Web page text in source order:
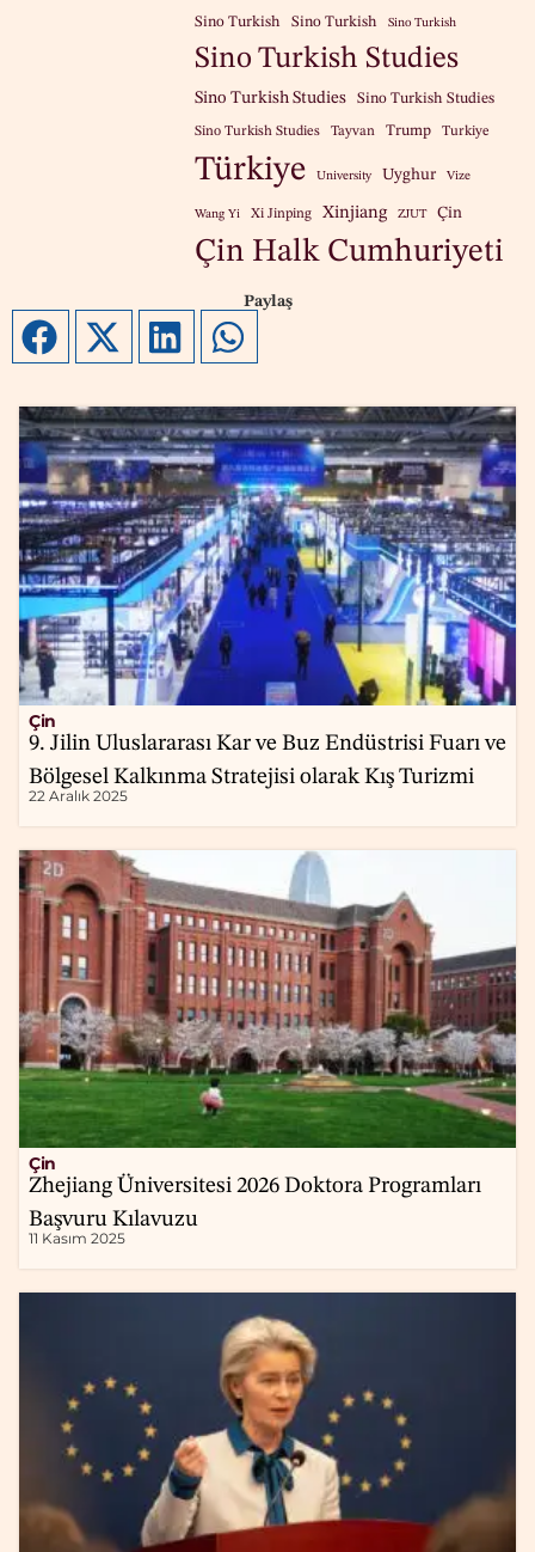
Paylaş
Sino Turkish Sino Turkish Sino Turkish
Sino Turkish Studies
Sino Turkish Studies Sino Turkish Studies
Sino Turkish Studies Tayvan Trump Turkiye
Türkiye University Uyghur Vize
Wang Yi Xi Jinping Xinjiang ZJUT Çin
Çin Halk Cumhuriyeti
Çin
9. Jilin Uluslararası Kar ve Buz Endüstrisi Fuarı ve
Bölgesel Kalkınma Stratejisi olarak Kış Turizmi
22 Aralık 2025
Çin
Zhejiang Üniversitesi 2026 Doktora Programları
Başvuru Kılavuzu
11 Kasım 2025